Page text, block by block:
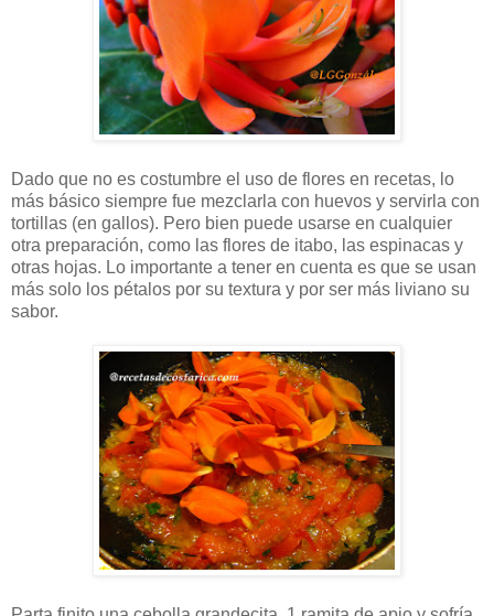
Dado que no es costumbre el uso de flores en recetas, lo
más básico siempre fue mezclarla con huevos y servirla con
tortillas (en gallos). Pero bien puede usarse en cualquier
otra preparación, como las flores de itabo, las espinacas y
otras hojas. Lo importante a tener en cuenta es que se usan
más solo los pétalos por su textura y por ser más liviano su
sabor.